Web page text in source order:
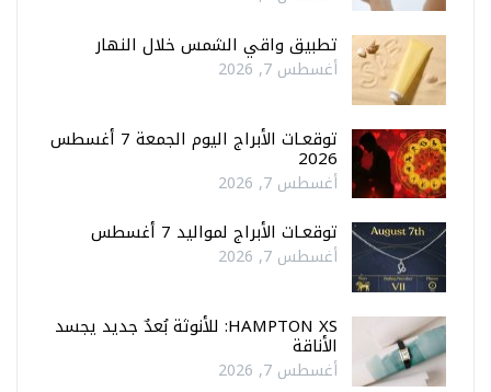
تطبيق واقي الشمس خلال النهار
أغسطس 7, 2026
توقعـات الأبراج اليوم الجمعة 7 أغسطس
2026
أغسطس 7, 2026
توقعـات الأبراج لمواليد 7 أغسطس
أغسطس 7, 2026
HAMPTON XS: للأنوثة بُعدٌ جديد يجسد
الأناقة
أغسطس 7, 2026